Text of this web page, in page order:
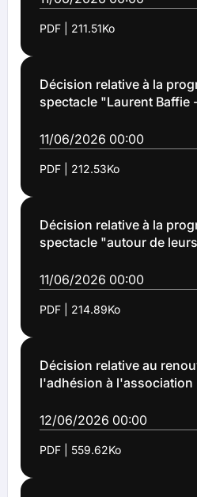
124)
PDF | 211.51Ko
Décision relative à la
spectacle "Laurent
heures au Théâtre
(Décision n°2026-125)
11/06/2026 00:00
PDF | 212.53Ko
Décision relative à la
spectacle "autour de
au Théâtre Municipal le
(Décision n°2026-126)
11/06/2026 00:00
PDF | 214.89Ko
Décision relative au
l'adhésion à l'association
12/06/2026 00:00
PDF | 559.62Ko